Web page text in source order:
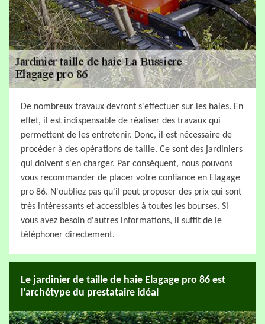
De nombreux travaux devront s'effectuer sur les haies. En
effet, il est indispensable de réaliser des travaux qui
permettent de les entretenir. Donc, il est nécessaire de
procéder à des opérations de taille. Ce sont des jardiniers
qui doivent s'en charger. Par conséquent, nous pouvons
vous recommander de placer votre confiance en Elagage
pro 86. N'oubliez pas qu'il peut proposer des prix qui sont
très intéressants et accessibles à toutes les bourses. Si
vous avez besoin d'autres informations, il suffit de le
téléphoner directement.
Le jardinier de taille de haie Elagage pro 86 est
l’archétype du prestataire idéal